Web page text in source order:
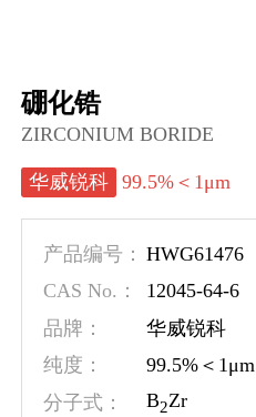
硼化锆
ZIRCONIUM BORIDE
华威锐科 99.5%＜1μm
产品编号： HWG61476
CAS No.：
12045-64-6
品牌：
华威锐科
纯度：
99.5%＜1μm
分子式：
B2Zr